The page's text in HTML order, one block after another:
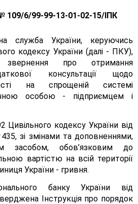
109/6/99-99-13-01-02-15/ІПК
служба України, керуючись
кодексу України (далі - ПКУ),
звернення про отримання
консультації щодо
на спрощеній системі
особою - підприємцем і
Цивільного кодексу України від
зі змінами та доповненнями,
засобом, обов’язковим до
вартістю на всій території
України - гривня.
банку України від
Інструкція про порядок